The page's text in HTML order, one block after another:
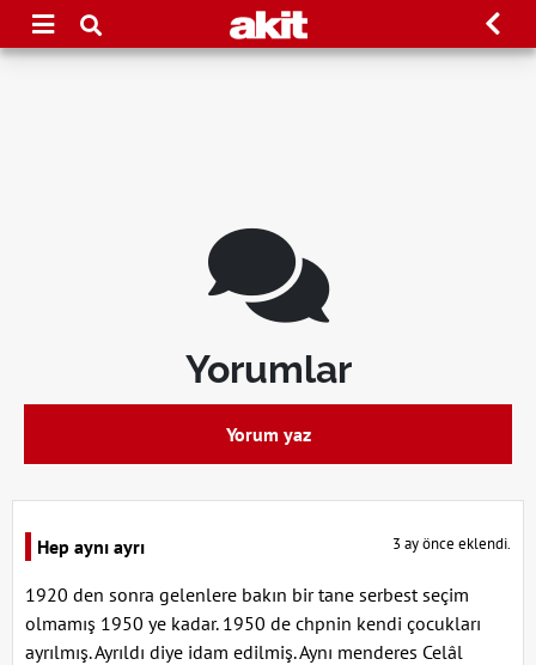
Yorumlar
Yorum yaz
Hep aynı ayrı 3 ay önce eklendi.
1920 den sonra gelenlere bakın bir tane serbest seçim
olmamış 1950 ye kadar. 1950 de chpnin kendi çocukları
ayrılmış. Ayrıldı diye idam edilmiş. Aynı menderes Celâl